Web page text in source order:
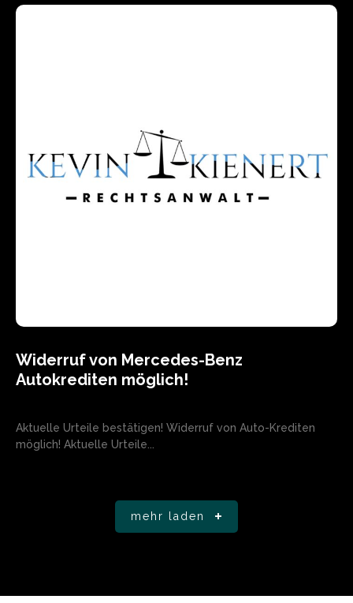
Widerruf von Mercedes-Benz
Autokrediten möglich!
Aktuelle Urteile bestätigen! Widerruf von Auto-Krediten
möglich! Aktuelle Urteile...
mehr laden